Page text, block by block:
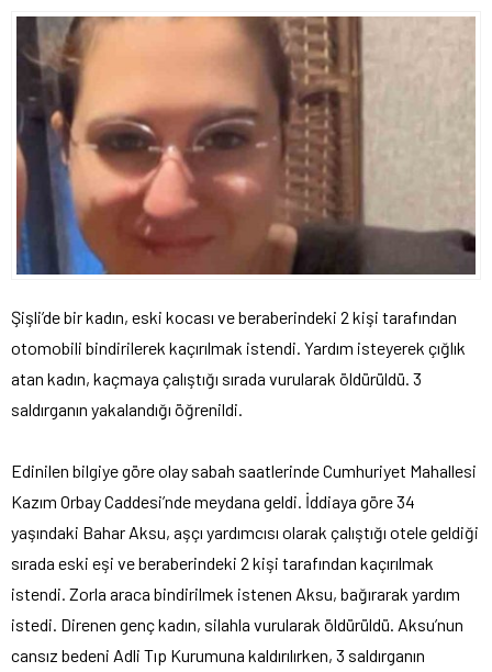
Şişli’de bir kadın, eski kocası ve beraberindeki 2 kişi tarafından
otomobili bindirilerek kaçırılmak istendi. Yardım isteyerek çığlık
atan kadın, kaçmaya çalıştığı sırada vurularak öldürüldü. 3
saldırganın yakalandığı öğrenildi.
Edinilen bilgiye göre olay sabah saatlerinde Cumhuriyet Mahallesi
Kazım Orbay Caddesi’nde meydana geldi. İddiaya göre 34
yaşındaki Bahar Aksu, aşçı yardımcısı olarak çalıştığı otele geldiği
sırada eski eşi ve beraberindeki 2 kişi tarafından kaçırılmak
istendi. Zorla araca bindirilmek istenen Aksu, bağırarak yardım
istedi. Direnen genç kadın, silahla vurularak öldürüldü. Aksu’nun
cansız bedeni Adli Tıp Kurumuna kaldırılırken, 3 saldırganın